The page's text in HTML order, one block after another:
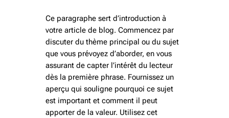
Ce paragraphe sert d’introduction à
votre article de blog. Commencez par
discuter du thème principal ou du sujet
que vous prévoyez d’aborder, en vous
assurant de capter l’intérêt du lecteur
dès la première phrase. Fournissez un
aperçu qui souligne pourquoi ce sujet
est important et comment il peut
apporter de la valeur. Utilisez cet